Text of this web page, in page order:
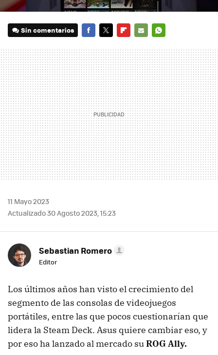
Sin comentarios
MAIL
11 Mayo 2023
Actualizado 30 Agosto 2023, 15:23
Sebastian Romero
Editor
Los últimos años han visto el crecimiento del
segmento de las consolas de videojuegos
portátiles, entre las que pocos cuestionarían que
lidera la Steam Deck. Asus quiere cambiar eso, y
por eso ha lanzado al mercado suROG Ally.